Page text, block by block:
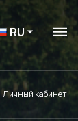
RU
Личный кабинет